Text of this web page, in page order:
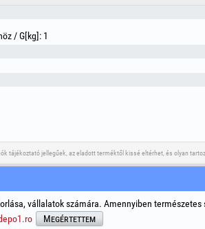
/ G[kg]: 1
tájékoztató jellegűek, az eladott terméktől kissé eltérhet, és olyan
Közösségi Média Peres Eljárások
vállalatok számára. Amennyiben
Megértettem